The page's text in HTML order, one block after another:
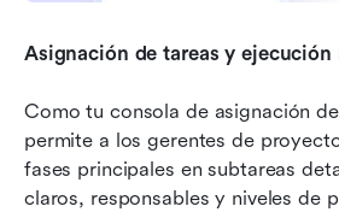
Asignación de tareas y ejecución
Como tu consola de asignación
permite a los gerentes de
fases principales en subtareas
claros, responsables y niveles de